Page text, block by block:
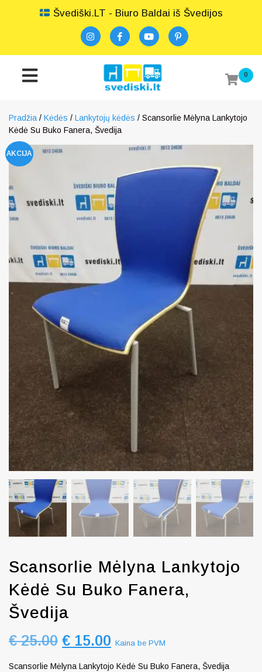
Švediški.LT - Biuro Baldai iš Švedijos
0
Pradžia / Kėdės / Lankytojų kėdės / Scansorlie Mėlyna Lankytojo
Kėdė Su Buko Fanera, Švedija
AKCIJA
Scansorlie Mėlyna Lankytojo
Kėdė Su Buko Fanera,
Švedija
€25.00 € 15.00 Kaina be PVM
Scansorlie Mėlyna Lankytojo Kėdė Su Buko Fanera, Švedija